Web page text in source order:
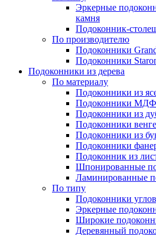
Эркерные
камня
Подоконник-
По производителю
Подоконники
Подоконники
Подоконники из дерева
По материалу
Подоконники из
Подоконники МДФ
Подоконники из
Подоконники венге
Подоконники из
Подоконники
Подоконник из
Шпонированные
Ламинированные
По типу
Подоконники
Эркерные
Широкие
Деревянный